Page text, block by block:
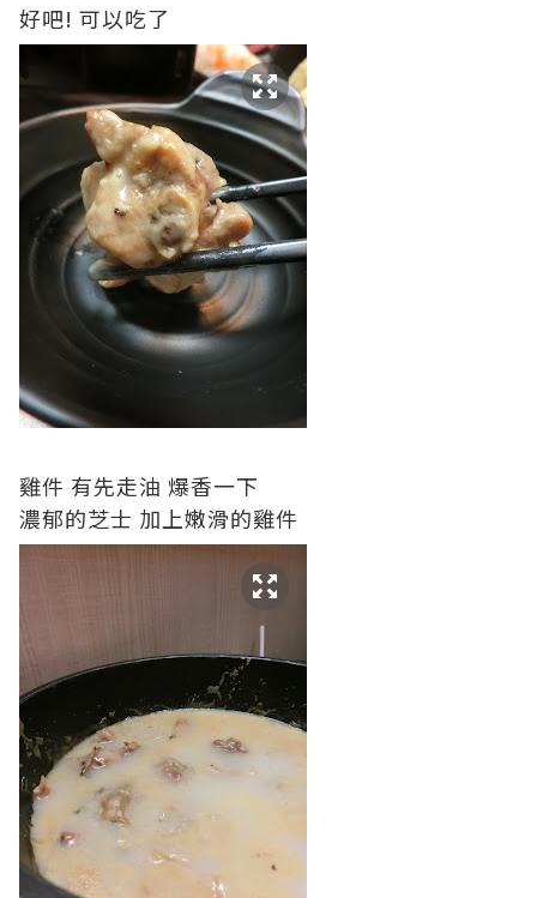
好吧! 可以吃了
雞件 有先走油 爆香一下
濃郁的芝士 加上嫩滑的雞件